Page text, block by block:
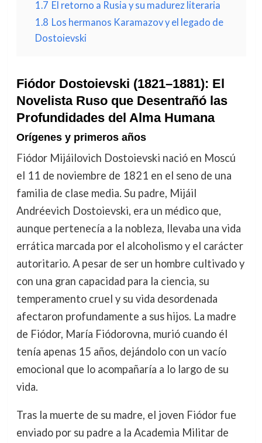
1.7 El retorno a Rusia y su madurez literaria
1.8 Los hermanos Karamazov y el legado de
Dostoievski
Fiódor Dostoievski (1821–1881): El
Novelista Ruso que Desentrañó las
Profundidades del Alma Humana
Orígenes y primeros años
Fiódor Mijáilovich Dostoievski nació en Moscú
el 11 de noviembre de 1821 en el seno de una
familia de clase media. Su padre, Mijáil
Andréevich Dostoievski, era un médico que,
aunque pertenecía a la nobleza, llevaba una vida
errática marcada por el alcoholismo y el carácter
autoritario. A pesar de ser un hombre cultivado y
con una gran capacidad para la ciencia, su
temperamento cruel y su vida desordenada
afectaron profundamente a sus hijos. La madre
de Fiódor, María Fiódorovna, murió cuando él
tenía apenas 15 años, dejándolo con un vacío
emocional que lo acompañaría a lo largo de su
vida.
Tras la muerte de su madre, el joven Fiódor fue
enviado por su padre a la Academia Militar de